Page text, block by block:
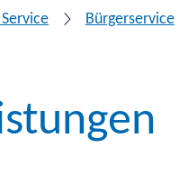
Bürgerservice